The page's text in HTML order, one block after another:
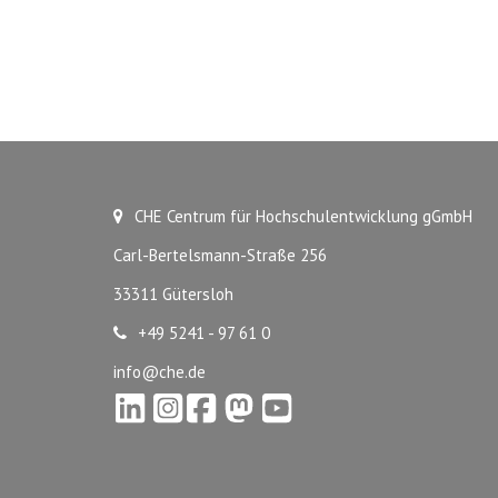
CHE Centrum für Hochschulentwicklung gGmbH
Carl-Bertelsmann-Straße 256
33311 Gütersloh
+49 5241 - 97 61 0
info@che.de